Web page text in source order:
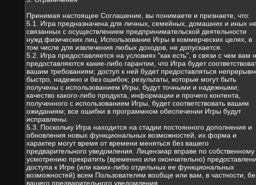
Принимая настоящее Соглашение, вы понимаете и признаете, что:
5.1. Игра предназначена для личных, семейных, домашних и иных
связанных с осуществлением предпринимательской деятельности
нужд физических лиц. Использование Игры в коммерческих целях, в
том числе для извлечения любых доходов, не допускается.
5.2. Игра предоставляется на условиях "как есть", в связи с чем вам
предоставляются какие-либо гарантии, что Игра будет
вашим требованиям; доступ к ней будет предоставляться
быстро, надежно и без ошибок; результаты, которые могут быть
получены с использованием Игры, будут точными и надежными;
качество какого-либо продукта, информации и прочего контента,
полученного с использованием Игры, будет соответствовать вашим
ожиданиям; все ошибки в программном обеспечении Игры будут
исправлены.
5.3. Поскольку Игра находится на стадии постоянного дополнения и
обновления новых функциональных возможностей, их форма и
характер могут время от времени меняться без вашего
предварительного уведомления. Лицензиар вправе по собственному
усмотрению прекратить (временно или окончательно)
доступа к Игре (или каких-либо отдельных ее функциональных
возможностей) всем Пользователям вообще или вам, в частности,
вашего предварительного уведомления.